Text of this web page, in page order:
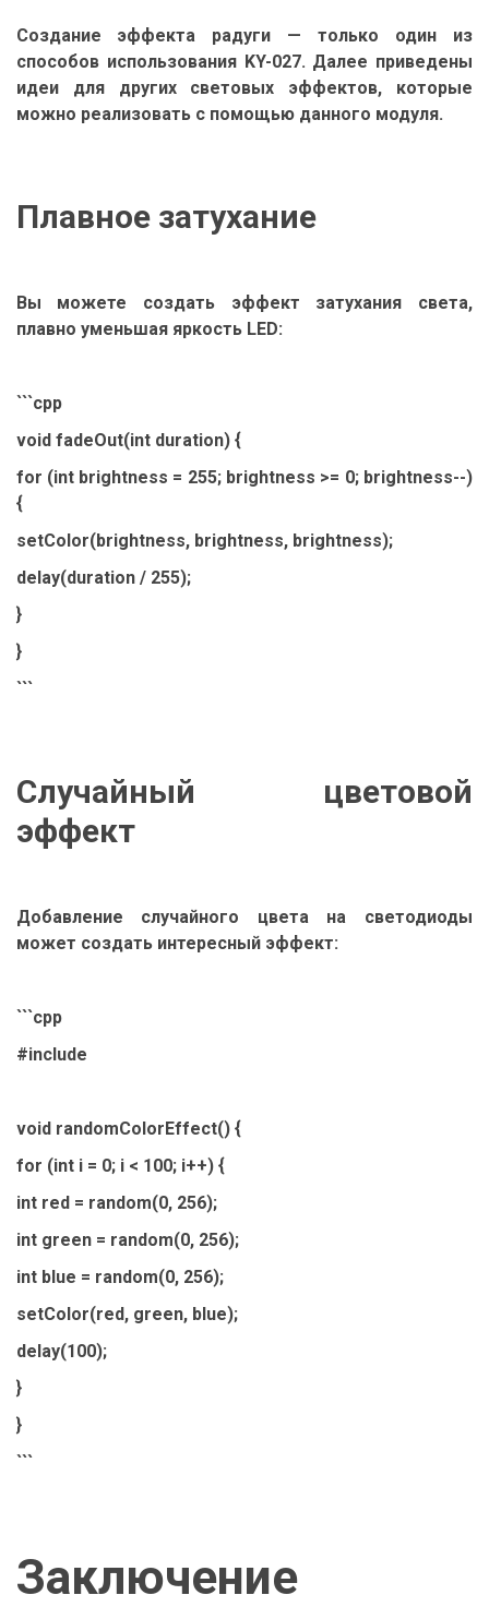
Создание эффекта радуги — только один из
способов использования KY-027. Далее приведены
идеи для других световых эффектов, которые
можно реализовать с помощью данного модуля.
Плавное затухание
Вы можете создать эффект затухания света,
плавно уменьшая яркость LED:
```cpp
void fadeOut(int duration) {
for (int brightness = 255; brightness >= 0; brightness--)
{
setColor(brightness, brightness, brightness);
delay(duration / 255);
}
}
```
Случайный цветовой
эффект
Добавление случайного цвета на светодиоды
может создать интересный эффект:
```cpp
#include
void randomColorEffect() {
for (int i = 0; i < 100; i++) {
int red = random(0, 256);
int green = random(0, 256);
int blue = random(0, 256);
setColor(red, green, blue);
delay(100);
}
}
```
Заключение